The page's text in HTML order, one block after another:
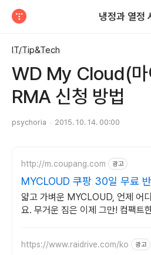
냉정과 열정
IT/Tip&Tech
WD My Cloud(마
RMA 신청 방법
psychoria 2015. 10. 14. 00:00
http://m.coupang.com 광고
MYCLOUD 쿠팡 30일 무료 반
얇고 가벼운 MYCLOUD, 언제 어
요. 무거운 짐은 이제 그만! 컴팩트
https://www.raidrive.com/ko 광고